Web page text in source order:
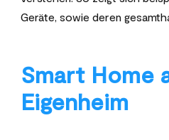
Geräte, sowie deren
Smart Home
Eigenheim